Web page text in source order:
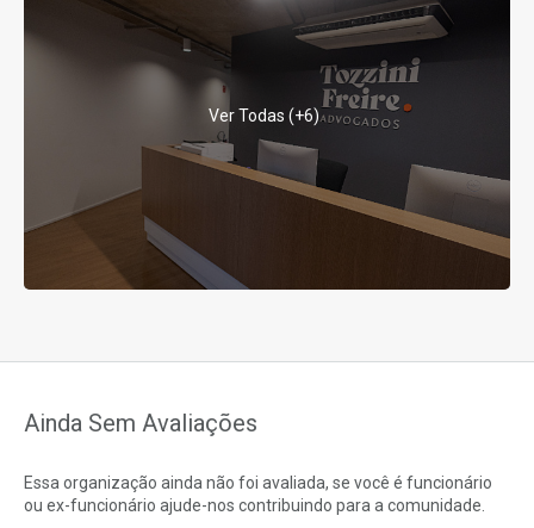
Ver Todas (+6)
Ainda Sem Avaliações
Essa organização ainda não foi avaliada, se você é funcionário
ou ex-funcionário ajude-nos contribuindo para a comunidade.